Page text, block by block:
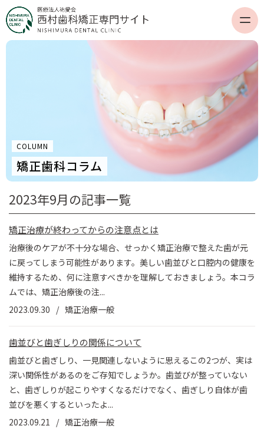
COLUMN
矯正歯科コラム
2023年9月の記事一覧
矯正治療が終わってからの注意点とは
治療後のケアが不十分な場合、せっかく矯正治療で整えた歯が元
に戻ってしまう可能性があります。美しい歯並びと口腔内の健康を
維持するため、何に注意すべきかを理解しておきましょう。本コラ
ムでは、矯正治療後の注...
2023.09.30
矯正治療一般
歯並びと歯ぎしりの関係について
歯並びと歯ぎしり、一見関連しないように思えるこの2つが、実は
深い関係性があるのをご存知でしょうか。歯並びが整っていない
と、歯ぎしりが起こりやすくなるだけでなく、歯ぎしり自体が歯
並びを悪くするといったよ...
2023.09.21
矯正治療一般